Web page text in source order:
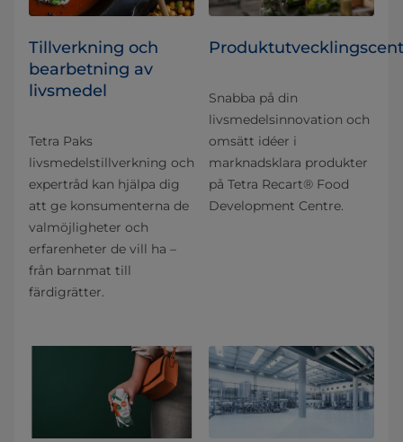
Tillverkning och
bearbetning av
livsmedel
Tetra Paks
livsmedelstillverkning och
expertråd kan hjälpa dig
att ge konsumenterna de
valmöjligheter och
erfarenheter de vill ha –
från barnmat till
färdigrätter.
Snabba på din
livsmedelsinnovation och
omsätt idéer i
marknadsklara produkter
på Tetra Recart® Food
Development Centre.